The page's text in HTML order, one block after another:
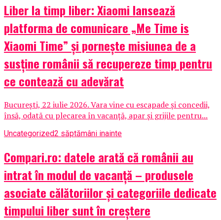
Liber la timp liber: Xiaomi lansează
platforma de comunicare „Me Time is
Xiaomi Time” și pornește misiunea de a
susține românii să recupereze timp pentru
ce contează cu adevărat
București, 22 iulie 2026. Vara vine cu escapade și concedii,
însă, odată cu plecarea în vacanță, apar și grijile pentru...
Uncategorized2 săptămâni inainte
Compari.ro: datele arată că românii au
intrat în modul de vacanță – produsele
asociate călătoriilor și categoriile dedicate
timpului liber sunt în creștere